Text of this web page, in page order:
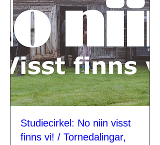
Studiecirkel: No niin visst
finns vi! / Tornedalingar,